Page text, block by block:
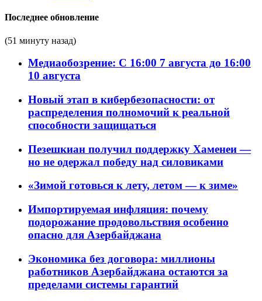
Последнее обновление
(51 минуту назад)
Медиаобозрение: С 16:00 7 августа до 16:00
10 августа
Новый этап в кибербезопасности: от
распределения полномочий к реальной
способности защищаться
Пезешкиан получил поддержку Хаменеи —
но не одержал победу над силовиками
«Зимой готовься к лету, летом — к зиме»
Импортируемая инфляция: почему
подорожание продовольствия особенно
опасно для Азербайджана
Экономика без договора: миллионы
работников Азербайджана остаются за
пределами системы гарантий